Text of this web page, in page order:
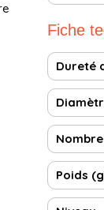
Fiche
Dureté
Poids